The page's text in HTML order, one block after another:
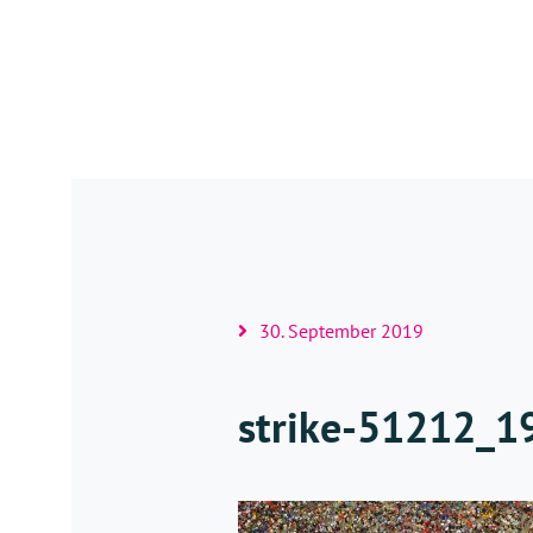
30. September 2019
strike-